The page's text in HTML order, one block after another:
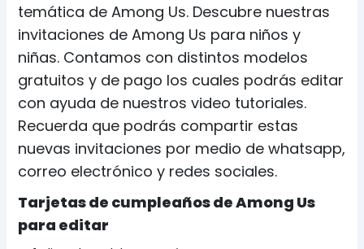
temática de Among Us. Descubre nuestras
invitaciones de Among Us para niños y
niñas. Contamos con distintos modelos
gratuitos y de pago los cuales podrás editar
con ayuda de nuestros video tutoriales.
Recuerda que podrás compartir estas
nuevas invitaciones por medio de whatsapp,
correo electrónico y redes sociales.
Tarjetas de cumpleaños de Among Us
para editar